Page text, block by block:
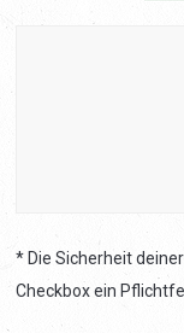
* Die Sicherheit
Checkbox ein